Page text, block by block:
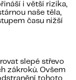
i větší rizika,
naše těla,
času nižší
slepé střevo
zákroků. Ovšem
tohoto